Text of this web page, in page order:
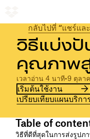
กลับไปที่ “แชร์แล
วิธีแบ่งปั
คุณภาพ
เวลาอ่าน 4 นาที•9 ตุลา
เริ่มต้นใช้งาน
เปรียบเทียบแผนบริกา
Table of
วิธีที่ดีที่สุดในการส่งรูปภ